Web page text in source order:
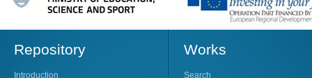
Repository
Introduction
Works
Search